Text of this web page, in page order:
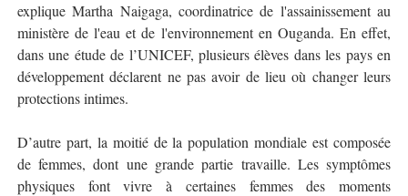
explique Martha Naigaga, coordinatrice de l'assainissement au
ministère de l'eau et de l'environnement en Ouganda. En effet,
dans une étude de l’UNICEF, plusieurs élèves dans les pays en
développement déclarent ne pas avoir de lieu où changer leurs
protections intimes.
D’autre part, la moitié de la population mondiale est composée
de femmes, dont une grande partie travaille. Les symptômes
physiques font vivre à certaines femmes des moments